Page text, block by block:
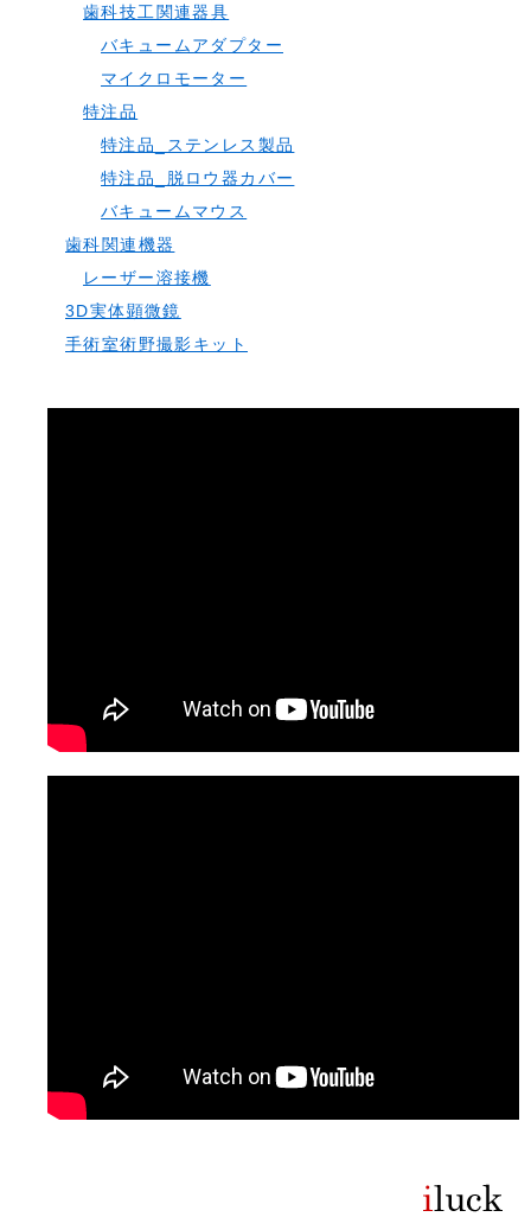
歯科技工関連器具
バキュームアダプター
マイクロモーター
特注品
特注品_ステンレス製品
特注品_脱ロウ器カバー
バキュームマウス
歯科関連機器
レーザー溶接機
3D実体顕微鏡
手術室術野撮影キット